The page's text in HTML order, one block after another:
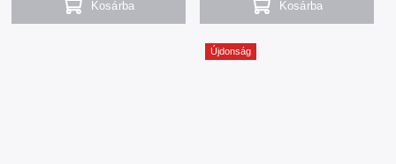
Kosárba Kosárba
Újdonság